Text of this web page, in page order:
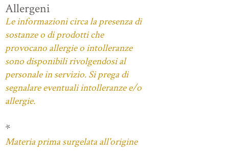
Allergeni
Le informazioni circa la presenza di
sostanze o di prodotti che
provocano allergie o intolleranze
sono disponibili rivolgendosi al
personale in servizio. Si prega di
segnalare eventuali intolleranze e/o
allergie.
*
Materia prima surgelata all'origine